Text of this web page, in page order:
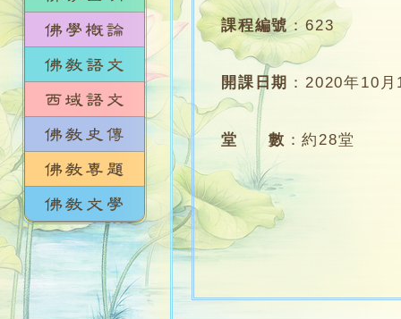
課程編號：623
開課日期 ：2020年10月
堂 數 ：約28堂